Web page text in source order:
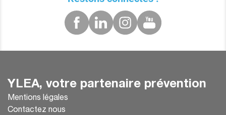
YLEA, votre partenaire prévention
Mentions légales
Contactez nous